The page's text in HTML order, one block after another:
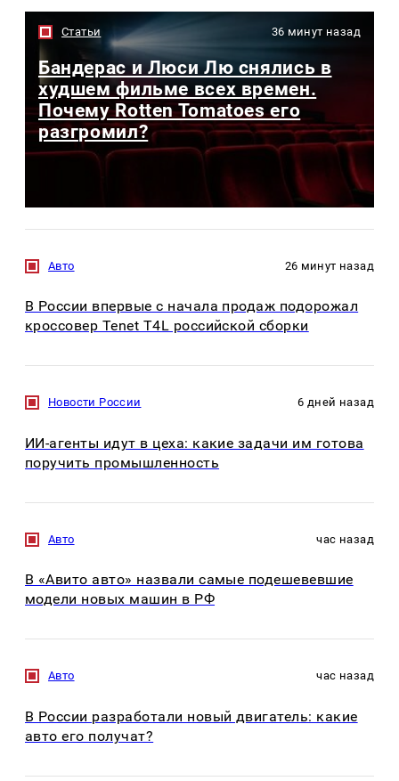
Статьи 36 минут назад
Бандерас и Люси Лю снялись в
худшем фильме всех времен.
Почему Rotten Tomatoes его
разгромил?
Авто 26 минут назад
В России впервые с начала продаж подорожал
кроссовер Tenet T4L российской сборки
Новости России 6 дней назад
ИИ-агенты идут в цеха: какие задачи им готова
поручить промышленность
Авто час назад
В «Авито авто» назвали самые подешевевшие
модели новых машин в РФ
Авто час назад
В России разработали новый двигатель: какие
авто его получат?